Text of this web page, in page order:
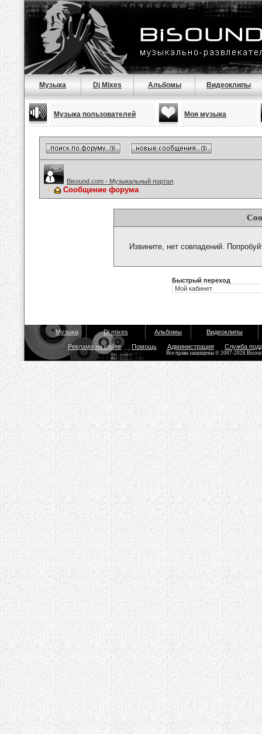
Музыка Dj Mixes Альбомы Видеоклипы
Музыка пользователей Моя музыка
Bisound.com - Музыкальный портал
Сообщение форума
Извините, нет совпадений.
Быстрый переход
Музыка Dj mixes Альбомы Видеоклипы
Реклама на сайте Помощь Администрация Служба
Все права защищены © 2007-2026